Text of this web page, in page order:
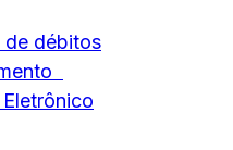
de débitos